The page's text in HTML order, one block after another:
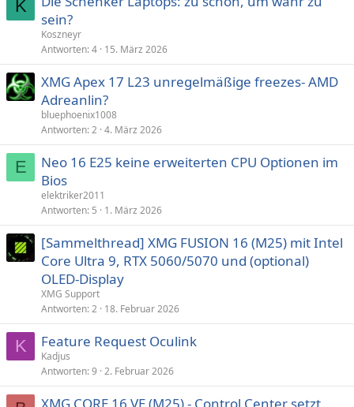
K
sein?
Koszneyr
Antworten 4 15. März 2026
XMG Apex 17 L23 unregelmäßige freezes- AMD
Adreanlin?
bluephoenix1008
Antworten 2 4. März 2026
E
Neo 16 E25 keine erweiterten CPU Optionen im
Bios
elektriker2011
Antworten 5 1. März 2026
[Sammelthread] XMG FUSION 16 (M25) mit Intel
Core Ultra 9, RTX 5060/5070 und (optional)
OLED-Display
XMG Support
Antworten 2 18. Februar 2026
K Feature Request Oculink
Kadjus
Antworten 9 2. Februar 2026